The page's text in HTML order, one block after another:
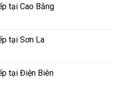
tại Cao Bằng
tại Sơn La
tại Điện Biên